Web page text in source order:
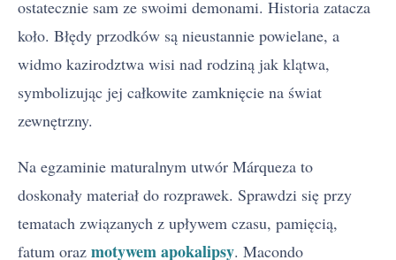
ostatecznie sam ze swoimi demonami. Historia zatacza
koło. Błędy przodków są nieustannie powielane, a
widmo kazirodztwa wisi nad rodziną jak klątwa,
symbolizując jej całkowite zamknięcie na świat
zewnętrzny.
Na egzaminie maturalnym utwór Márqueza to
doskonały materiał do rozprawek. Sprawdzi się przy
tematach związanych z upływem czasu, pamięcią,
fatum oraz motywem apokalipsy. Macondo